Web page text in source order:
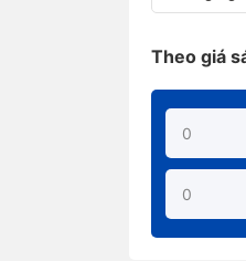
Theo giá